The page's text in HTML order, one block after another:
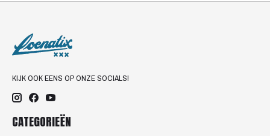
KIJK OOK EENS OP ONZE SOCIALS!
CATEGORIEËN